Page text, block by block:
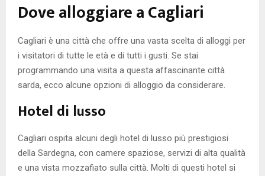
Dove alloggiare a Cagliari
Cagliari è una città che offre una vasta scelta di alloggi per
i visitatori di tutte le età e di tutti i gusti. Se stai
programmando una visita a questa affascinante città
sarda, ecco alcune opzioni di alloggio da considerare.
Hotel di lusso
Cagliari ospita alcuni degli hotel di lusso più prestigiosi
della Sardegna, con camere spaziose, servizi di alta qualità
e una vista mozzafiato sulla città. Molti di questi hotel si